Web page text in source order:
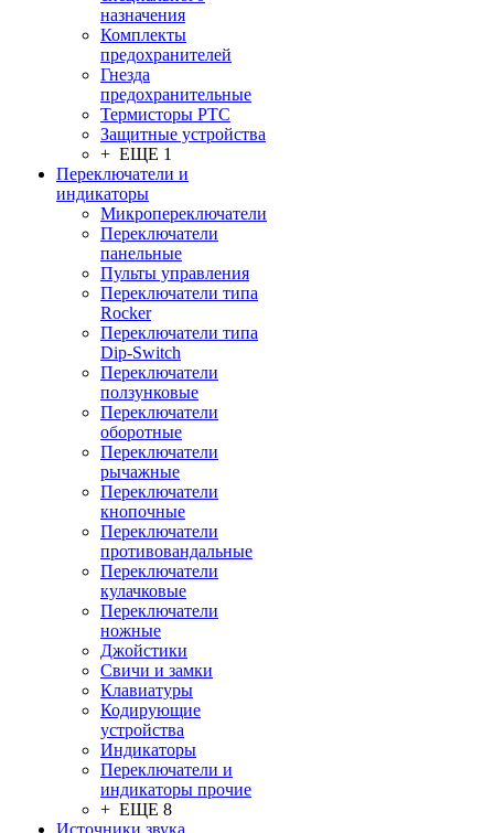
назначения
Комплекты
предохранителей
Гнезда
предохранительные
Термисторы PTC
Защитные устройства
+ ЕЩЕ 1
Переключатели и
индикаторы
Микропереключатели
Переключатели
панельные
Пульты управления
Переключатели типа
Rocker
Переключатели типа
Dip-Switch
Переключатели
ползунковые
Переключатели
оборотные
Переключатели
рычажные
Переключатели
кнопочные
Переключатели
противовандальные
Переключатели
кулачковые
Переключатели
ножные
Джойстики
Свичи и замки
Клавиатуры
Кодирующие
устройства
Индикаторы
Переключатели и
индикаторы прочие
+ ЕЩЕ 8
Источники звука